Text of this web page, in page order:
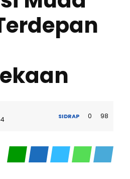
SIDRAP 0 98